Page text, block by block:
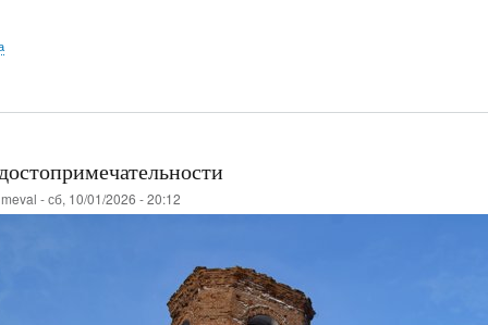
meval -сб, 10/01/2026 - 20:12